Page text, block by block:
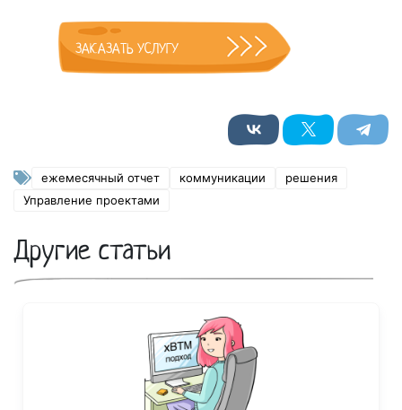
ЗАКАЗАТЬ УСЛУГУ
ежемесячный отчет коммуникации
решения
Управление проектами
Другие статьи